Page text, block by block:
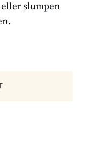
slumpen